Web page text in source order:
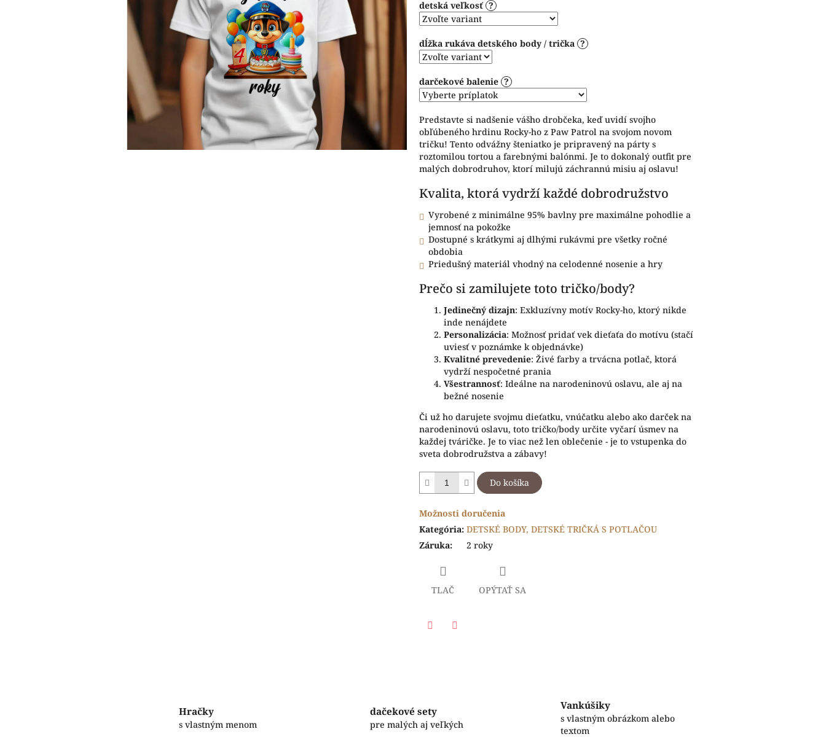
5
hviezdičiek.
detská veľkosť ?
dĺžka rukáva detského body / trička ?
darčekové balenie ?
Predstavte si nadšenie vášho drobčeka, keď uvidí svojho
obľúbeného hrdinu Rocky-ho z Paw Patrol na svojom novom
tričku! Tento odvážny šteniatko je pripravený na párty s
roztomilou tortou a farebnými balónmi. Je to dokonalý outfit pre
malých dobrodruhov, ktorí milujú záchrannú misiu aj oslavu!
Kvalita, ktorá vydrží každé dobrodružstvo
Vyrobené z minimálne 95% bavlny pre maximálne pohodlie a
jemnosť na pokožke
Dostupné s krátkymi aj dlhými rukávmi pre všetky ročné
obdobia
Priedušný materiál vhodný na celodenné nosenie a hry
Prečo si zamilujete toto tričko/body?
Jedinečný dizajn: Exkluzívny motív Rocky-ho, ktorý nikde
inde nenájdete
Personalizácia: Možnosť pridať vek dieťaťa do motívu (stačí
uviesť v poznámke k objednávke)
Kvalitné prevedenie: Živé farby a trvácna potlač, ktorá
vydrží nespočetné prania
Všestrannosť: Ideálne na narodeninovú oslavu, ale aj na
bežné nosenie
Či už ho darujete svojmu dieťatku, vnúčatku alebo ako darček na
narodeninovú oslavu, toto tričko/body určite vyčarí úsmev na
každej tváričke. Je to viac než len oblečenie - je to vstupenka do
sveta dobrodružstva a zábavy!
Do košíka
Možnosti doručenia
Kategória: DETSKÉ BODY, DETSKÉ TRIČKÁ S POTLAČOU
Záruka: 2 roky
TLAČ OPÝTAŤ SA
Hračky
s vlastným menom
dačekové sety
pre malých aj veľkých
Vankúšiky
s vlastným obrázkom alebo
textom